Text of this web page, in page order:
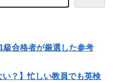
級合格者が厳選した参考
い？】忙しい教員でも英検